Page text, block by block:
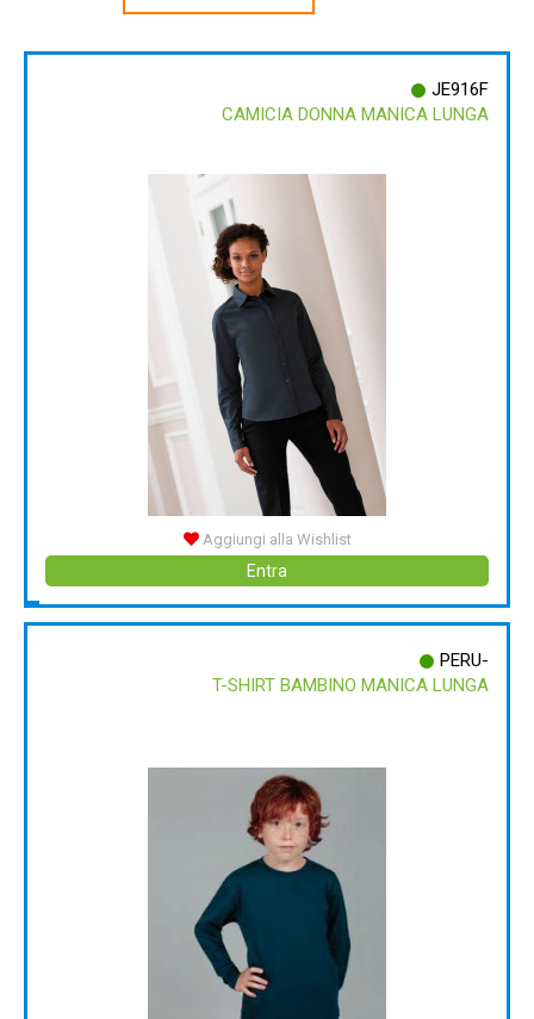
JE916F
CAMICIA DONNA MANICA LUNGA
Aggiungi alla Wishlist
Entra
PERU-
T-SHIRT BAMBINO MANICA LUNGA